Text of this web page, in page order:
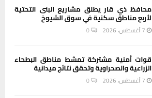
محافظ ذي قار يطلق مشاريع البنى التحتية
لأربع مناطق سكنية في سوق الشيوخ
7 أغسطس، 2026 0
قوات أمنية مشتركة تمشط مناطق البطحاء
الزراعية والصحراوية وتحقق نتائج ميدانية
7 أغسطس، 2026 0